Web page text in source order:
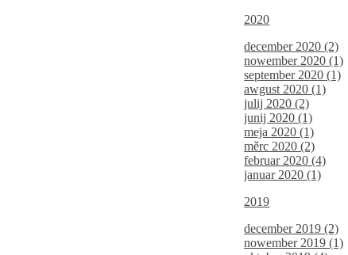
2020
december 2020 (2)
nowember 2020 (1)
september 2020 (1)
awgust 2020 (1)
julij 2020 (2)
junij 2020 (1)
meja 2020 (1)
měrc 2020 (2)
februar 2020 (4)
januar 2020 (1)
2019
december 2019 (2)
nowember 2019 (1)